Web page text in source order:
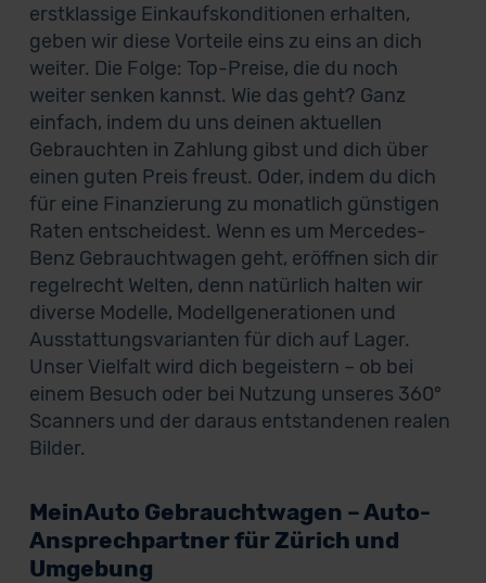
erstklassige Einkaufskonditionen erhalten,
geben wir diese Vorteile eins zu eins an dich
weiter. Die Folge: Top-Preise, die du noch
weiter senken kannst. Wie das geht? Ganz
einfach, indem du uns deinen aktuellen
Gebrauchten in Zahlung gibst und dich über
einen guten Preis freust. Oder, indem du dich
für eine Finanzierung zu monatlich günstigen
Raten entscheidest. Wenn es um Mercedes-
Benz Gebrauchtwagen geht, eröffnen sich dir
regelrecht Welten, denn natürlich halten wir
diverse Modelle, Modellgenerationen und
Ausstattungsvarianten für dich auf Lager.
Unser Vielfalt wird dich begeistern – ob bei
einem Besuch oder bei Nutzung unseres 360°
Scanners und der daraus entstandenen realen
Bilder.
MeinAuto Gebrauchtwagen – Auto-
Ansprechpartner für Zürich und
Umgebung